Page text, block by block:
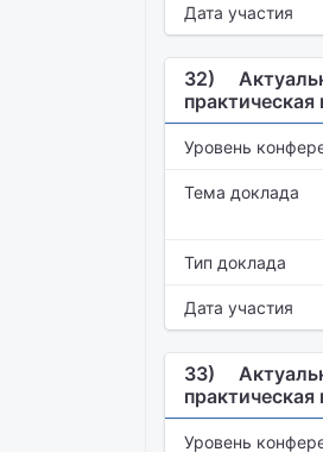
Дата участия
32)
Уровень
Тема доклада
Тип доклада
Дата участия
33)
Уровень